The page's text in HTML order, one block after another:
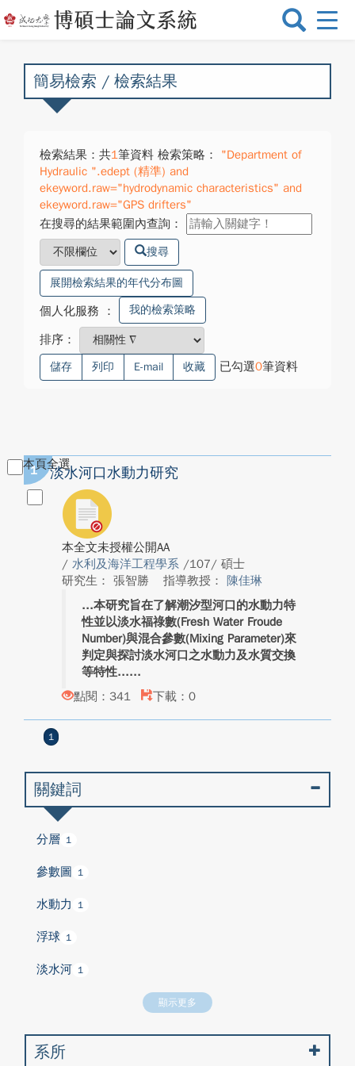
選
換
簡易檢索 / 檢索結果
檢索結果：共1筆資料 檢索策略：
"Department of
Hydraulic ".edept (精準) and
ekeyword.raw="hydrodynamic characteristics" and
ekeyword.raw="GPS drifters"
在搜尋的結果範圍內查詢：
搜尋
展開檢索結果的年代分布圖
個人化服務 ： 我的檢索策略
排序：
儲存 列印 E-mail 收藏 已勾選0筆資料
本頁全選
1 淡水河口水動力研究
本全文未授權公開AA
/ 水利及海洋工程學系 /107/ 碩士
研究生： 張智勝
指導教授： 陳佳琳
本研究旨在了解潮汐型河口的水動力特
性並以淡水福祿數(Fresh Water Froude
Number)與混合參數(Mixing Parameter)來
判定與探討淡水河口之水動力及水質交換
等特性...
點閱：341
下載：0
1
關鍵詞
分層 1
參數圖 1
水動力 1
浮球 1
淡水河 1
顯示更多
系所